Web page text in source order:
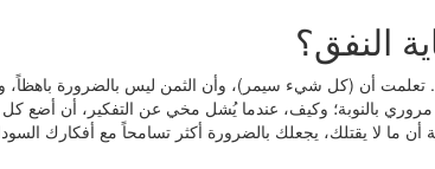
النفق؟
تعلمت أن (كل شيء سيمر)، وأن الثمن ليس بالضرورة باهظاً،
مروري بالنوبة؛ وكيف، عندما يُشل مخي عن التفكير، أن أضع كل
أن ما لا يقتلك، يجعلك بالضرورة أكثر تسامحاً مع أفكارك